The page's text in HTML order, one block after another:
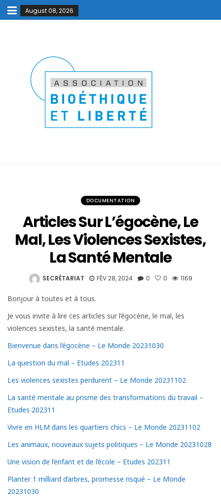
August 08, 2026
DOCUMENTATION
Articles Sur L’égocène, Le
Mal, Les Violences Sexistes,
La Santé Mentale
SECRÉTARIAT FÉV 28, 2024 0 0 1169
Bonjour à toutes et à tous.
Je vous invite à lire ces articles sur l’égocène, le mal, les
violences sexistes, la santé mentale.
Bienvenue dans l’égocène – Le Monde 20231030
La question du mal – Etudes 202311
Les violences sexistes perdurent – Le Monde 20231102
La santé mentale au prisme des transformations du travail –
Etudes 202311
Vivre en HLM dans les quartiers chics – Le Monde 20231102
Les animaux, nouveaux sujets politiques – Le Monde 20231028
Une vision de l’enfant et de l’école – Etudes 202311
Planter 1 milliard d’arbres, promesse risqué – Le Monde
20231030